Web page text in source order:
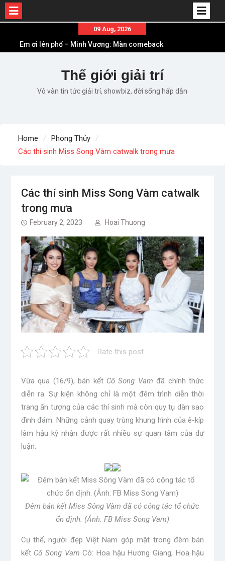
content
09 Aug, 2026
Em ơi lên phố – Minh Vương: Màn comeback
Những ca khúc nhạc xuân “sặc mùi” quảng cáo
nhưng vẫn ấn tượng
Lời bài hát Làm Gì Phải Hốt – Sản phẩm âm nhạc
List ca khúc nhạc tết hay và ý nghĩa nhất mỗi dịp
xuân về
Thế giới giải trí
Vô vàn tin tức giải trí, showbiz, đời sống hấp dẫn
Home
Phong Thủy
Các thí sinh Miss Song Vàm catwalk trong mưa
Các thí sinh Miss Song Vàm catwalk
trong mưa
February 2, 2023 Hoai Thuong
Rate this post
Vừa qua (16/9), bán kếtCô Song Vam đã chính thức
diễn ra. Sự kiện không chỉ là một đêm trình diễn thời
trang ấn tượng của các thí sinh mà còn quy tụ dàn sao
đình đám. Những cảnh quay trùng khung hình của ê-kíp
làm hậu kỳ nhận được rất nhiều sự quan tâm của dư
luận.
Đêm bán kết Miss Sông Vàm đã có công tác tổ chức
ổn định. (Ảnh: FB Miss Song Vam)
Cụ thể, người đẹp Việt Nam góp mặt trong đêm bán
kết Cô Song Vam Có: Hoa hậu Hương Giang, Hoa hậu